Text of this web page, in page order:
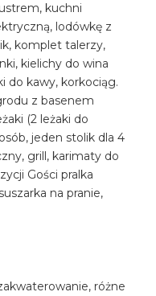
kuchni
lodówkę z
komplet talerzy,
kielichy do wina
do kawy, korkociąg.
z basenem
(2 leżaki do
jeden stolik dla 4
grill, karimaty do
Gości pralka
na pranie,
różne